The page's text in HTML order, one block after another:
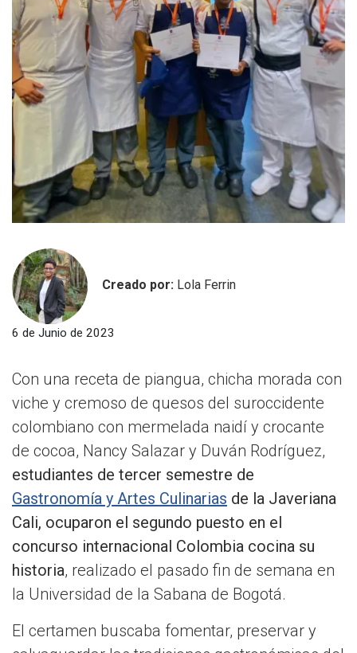
Creado por: Lola Ferrin
6 de Junio de 2023
Con una receta de piangua, chicha morada con
viche y cremoso de quesos del suroccidente
colombiano con mermelada naidí y crocante
de cocoa, Nancy Salazar y Duván Rodríguez,
estudiantes de tercer semestre de
Gastronomía y Artes Culinarias de la Javeriana
Cali, ocuparon el segundo puesto en el
concurso internacional Colombia cocina su
historia, realizado el pasado fin de semana en
la Universidad de la Sabana de Bogotá.
El certamen buscaba fomentar, preservar y